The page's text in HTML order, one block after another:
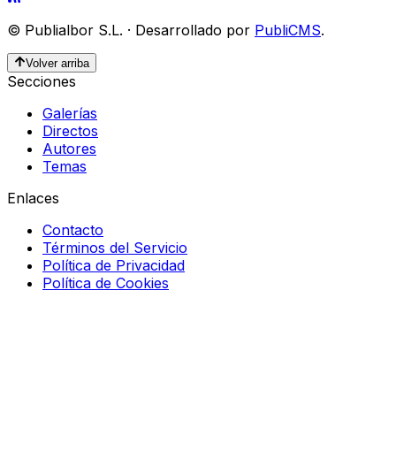
© Publialbor S.L. · Desarrollado por PubliCMS.
Volver arriba
Secciones
Galerías
Directos
Autores
Temas
Enlaces
Contacto
Términos del Servicio
Política de Privacidad
Política de Cookies